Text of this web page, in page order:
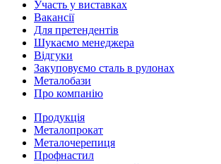
Участь у виставках
Вакансії
Для претендентів
Шукаємо менеджера
Відгуки
Закуповуємо сталь в рулонах
Металобази
Про компанію
Продукція
Металопрокат
Металочерепиця
Профнастил